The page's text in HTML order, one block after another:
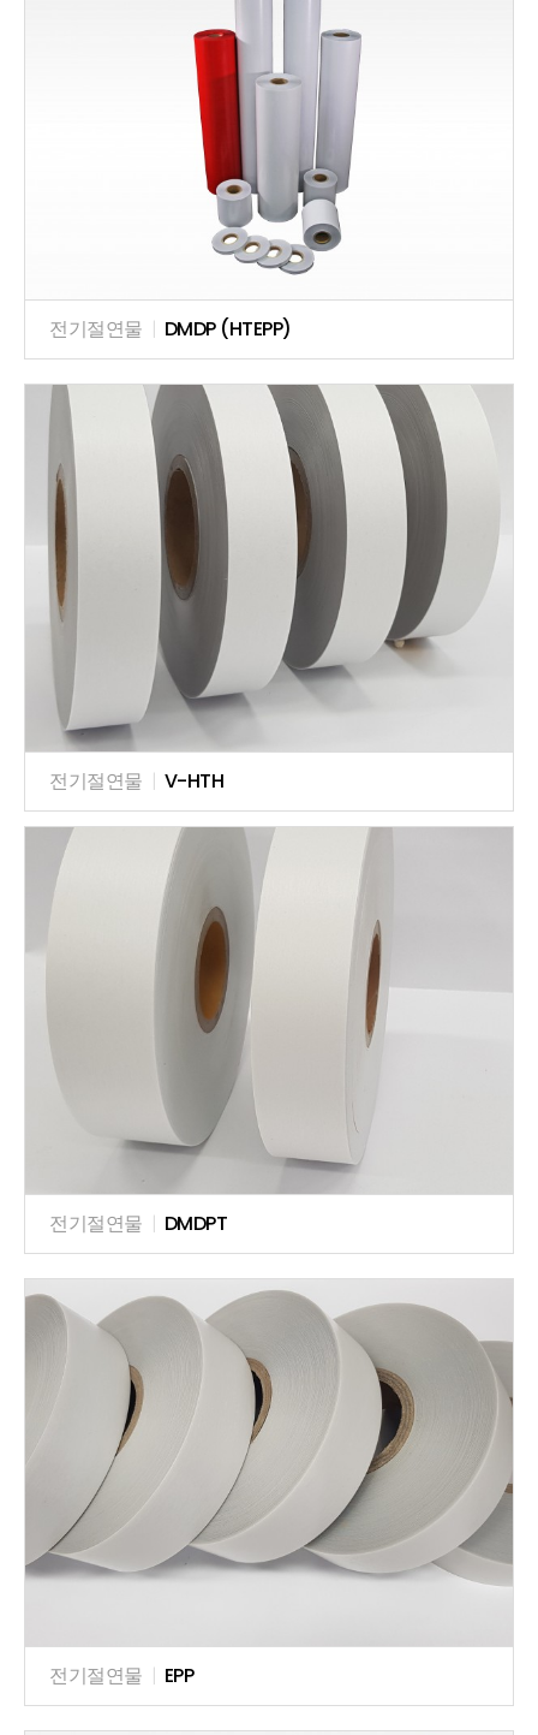
전기절연물 | DMDP (HTEPP)
전기절연물 | V-HTH
전기절연물 | DMDPT
전기절연물 | EPP